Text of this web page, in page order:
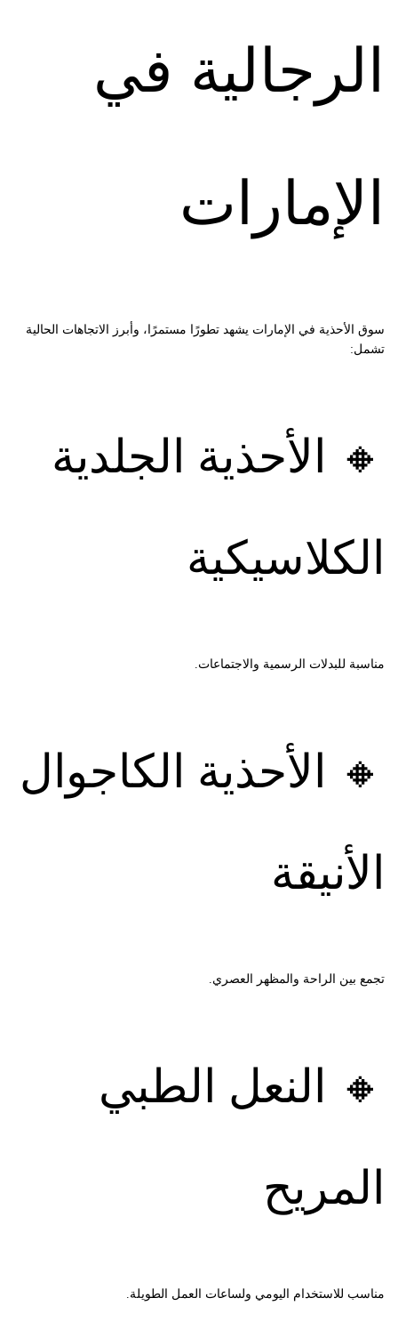
الرجالية في
الإمارات
سوق الأحذية في الإمارات يشهد تطورًا مستمرًا، وأبرز الاتجاهات الحالية
تشمل:
🔸 الأحذية الجلدية
الكلاسيكية
مناسبة للبدلات الرسمية والاجتماعات.
🔸 الأحذية الكاجوال
الأنيقة
تجمع بين الراحة والمظهر العصري.
🔸 النعل الطبي
المريح
مناسب للاستخدام اليومي ولساعات العمل الطويلة.